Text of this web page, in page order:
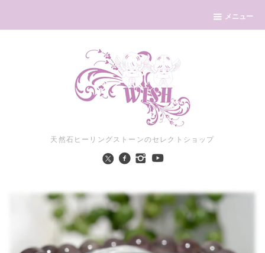
メニュー
天然石ヒーリングストーンのセレクトショップ